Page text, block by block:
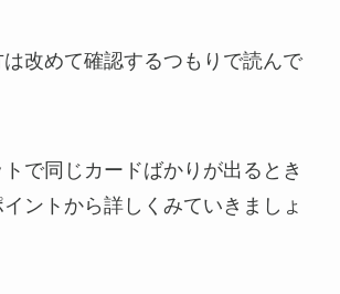
改めて確認するつもりで読んで
で同じカードばかりが出るとき
ントから詳しくみていきましょ